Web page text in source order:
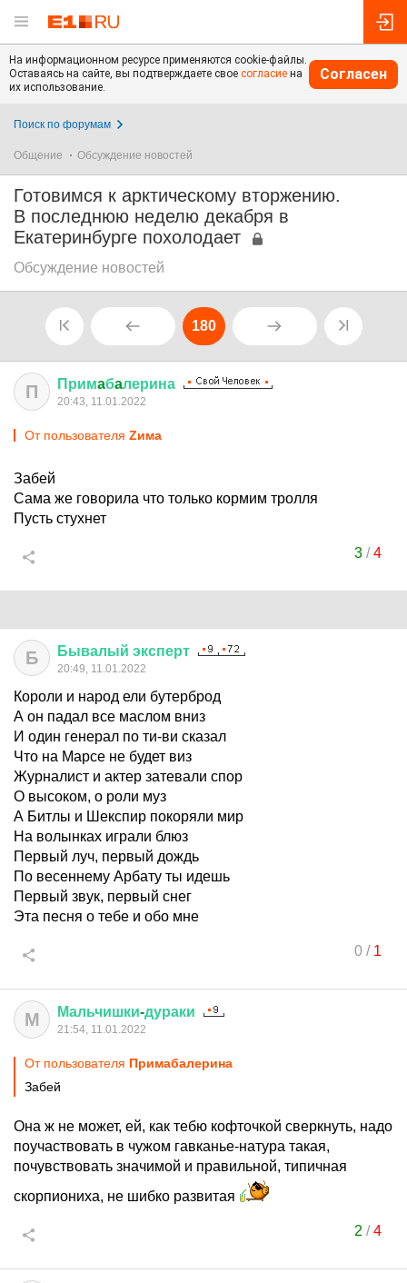
На информационном ресурсе применяются cookie-файлы.
Оставаясь на сайте, вы подтверждаете свое согласие на
их использование.
Согласен
Поиск по форумам
Общение Обсуждение новостей
Готовимся к арктическому вторжению.
В последнюю неделю декабря в
Екатеринбурге похолодает
Обсуждение новостей
180
П Примaбaлерина
20:43, 11.01.2022
От пользователя Zима
Забей
Сама же говорила что только кормим тролля
Пусть стухнет
3/4
Б Бывалый эксперт
20:49, 11.01.2022
Короли и народ ели бутерброд
А он падал все маслом вниз
И один генерал по ти-ви сказал
Что на Марсе не будет виз
Журналист и актер затевали спор
О высоком, о роли муз
А Битлы и Шекспир покоряли мир
На волынках играли блюз
Первый луч, первый дождь
По весеннему Арбату ты идешь
Первый звук, первый снег
Эта песня о тебе и обо мне
0/ 1
М Мальчишки-дураки
21:54, 11.01.2022
От пользователя Примaбaлерина
Забей
Она ж не может, ей, как тебю кофточкой сверкнуть, надо
поучаствовать в чужом гавканье-натура такая,
почувствовать значимой и правильной, типичная
скорпиониха, не шибко развитая
2 /4